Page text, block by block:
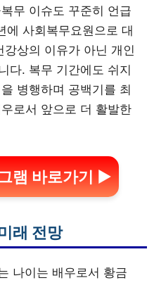
무 이슈도 꾸준히 언급
사회복무요원으로 대
상의 이유가 아닌 개인
다. 복무 기간에도 쉬지
병행하며 공백기를 최
로서 앞으로 더 활발한
램 바로가기 ▶
래 전망
나이는 배우로서 황금